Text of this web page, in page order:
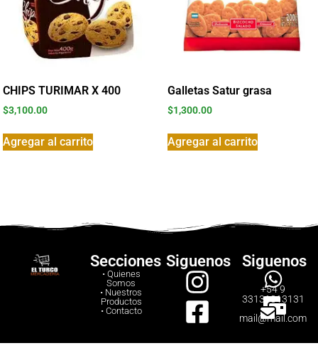
CHIPS TURIMAR X 400
$3,100.00
Agregar al carrito
Galletas Satur grasa
$1,300.00
Agregar al carrito
Secciones
• Quienes
Somos
• Nuestros
Productos
• Contacto
Siguenos Siguenos
+54 9
33131313131
mail@mail.com